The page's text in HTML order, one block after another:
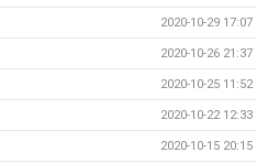
2020-10-29 17:07
2020-10-26 21:37
2020-10-25 11:52
2020-10-22 12:33
2020-10-15 20:15